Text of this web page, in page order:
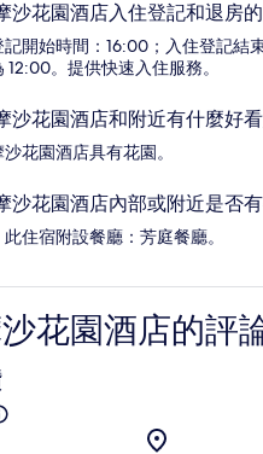
沙花園酒店入住登記和退房
記開始時間：16:00；入住登記結
12:00。提供快速入住服務。
沙花園酒店和附近有什麼好
花園酒店具有花園。
沙花園酒店內部或附近是否
住宿附設餐廳：芳庭餐廳。
花園酒店的評